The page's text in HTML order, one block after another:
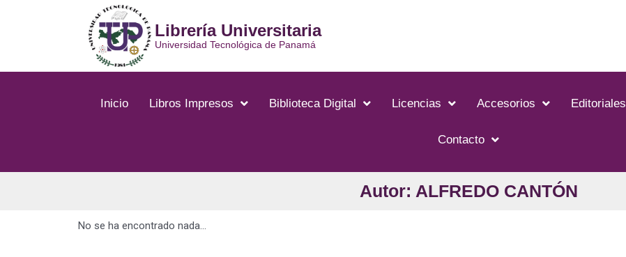
Librería Universitaria
Universidad Tecnológica de Panamá
Inicio Libros Impresos Biblioteca Digital Licencias Accesorios Editoriales
Contacto
Autor: ALFREDO CANTÓN
No se ha encontrado nada...